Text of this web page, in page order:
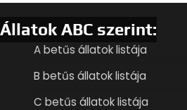
Állatok ABC szerint:
A betűs állatok listája
B betűs állatok listája
C betűs állatok listája